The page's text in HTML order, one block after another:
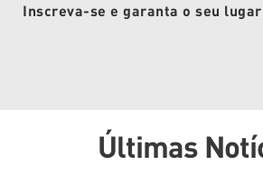
Inscreva-se e garanta o seu
Últimas